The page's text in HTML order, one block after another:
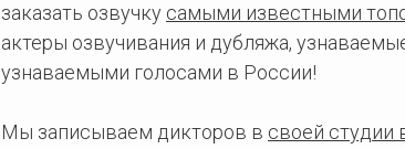
заказать озвучку самыми известными
актеры озвучивания и дубляжа,
узнаваемыми голосами в России!
Мы записываем дикторов в своей студии